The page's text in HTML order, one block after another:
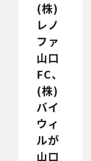
(株)
レノ
ファ
山口
FC、
(株)
バイ
ウィ
ルが
山口